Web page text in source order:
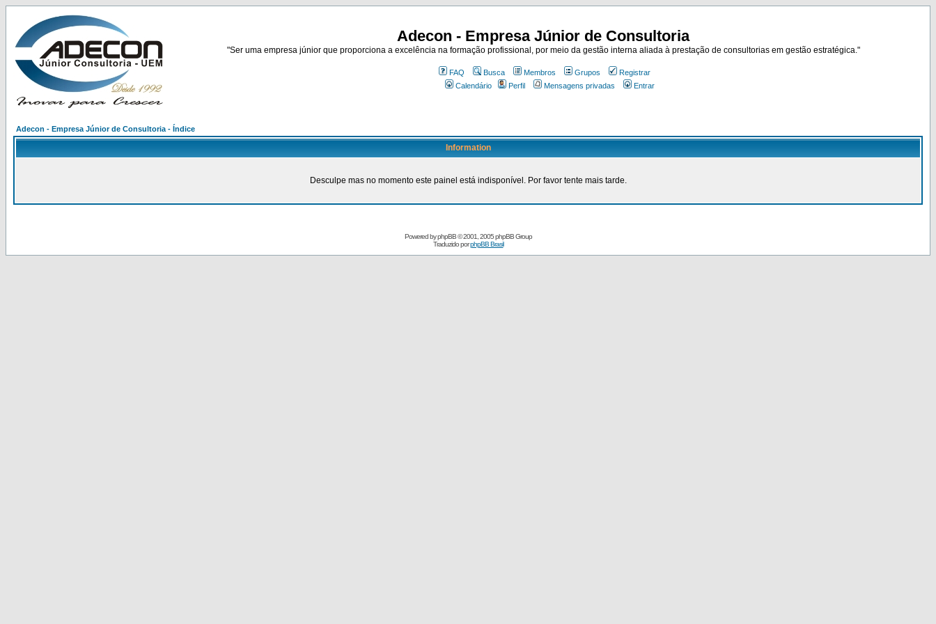
Adecon - Empresa Júnior de Consultoria
"Ser uma empresa júnior que proporciona a excelência na formação profissional, por meio da gestão interna aliada à prestação de consultorias em gestão estratégica."
FAQ Busca Membros Grupos
Registrar
Calendário
Perfil Mensagens privadas Entrar
Adecon - Empresa Júnior de Consultoria - Índice
Information
Desculpe mas no momento este painel está indisponível. Por favor tente mais tarde.
Powered byphpBB© 2001, 2005 phpBB Group
Traduzido porphpBB Brasil